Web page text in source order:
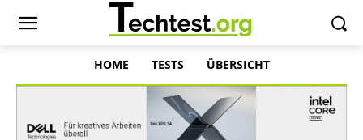
HOME TESTS ÜBERSICHT